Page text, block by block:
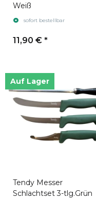
Weiß
sofort bestellbar
11,90 € *
Auf Lager
Tendy Messer
Schlachtset 3-tlg.Grün